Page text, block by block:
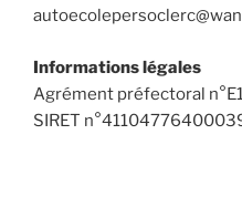
Informations légales
Agrément préfectoral
SIRET